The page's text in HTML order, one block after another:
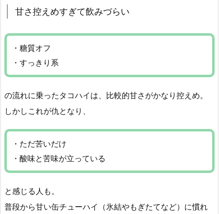
甘さ控えめすぎて飲みづらい
・糖質オフ
・すっきり系
の流れに乗ったタコハイは、比較的甘さがかなり控えめ。
しかしこれが仇となり、
・ただ苦いだけ
・酸味と苦味が立っている
と感じる人も。
普段から甘い缶チューハイ（氷結やもぎたてなど）に慣れ